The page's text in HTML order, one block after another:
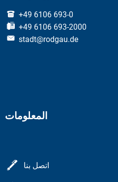
+49 6106 693-0
+49 6106 693-2000
stadt@rodgau.de
المعلومات
اتصل بنا